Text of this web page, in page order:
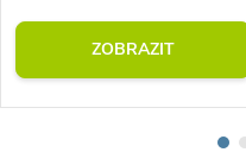
ZOBRAZIT